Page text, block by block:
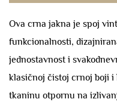
Ova crna jakna je spoj
funkcionalnosti,
jednostavnost i
klasičnoj čistoj crnoj boji
tkaninu otpornu na